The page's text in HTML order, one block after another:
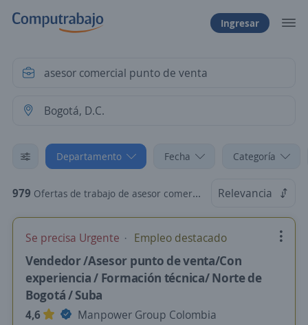
Ingresar
Departamento Fecha Categoría
979 Ofertas de trabajo de asesor comercial punto de venta en Bogotá, D.C. Relevancia
Se precisa Urgente Empleo destacado
Vendedor /Asesor punto de venta/Con
experiencia / Formación técnica/ Norte de
Bogotá / Suba
4,6
Manpower Group Colombia